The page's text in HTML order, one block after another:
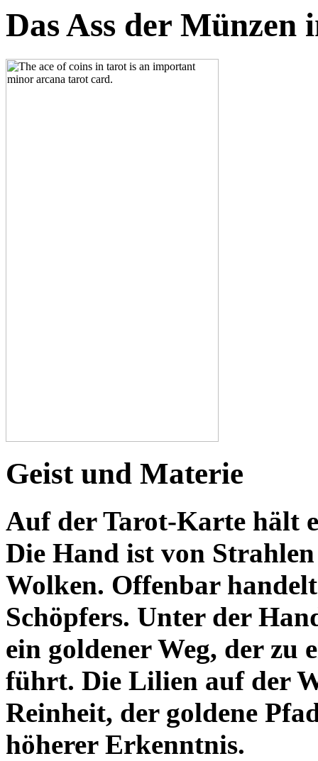
Das Ass der Münzen
Geist und Materie
Auf der Tarot-Karte hält
Die Hand ist von
Wolken. Offenbar
Schöpfers. Unter der
ein goldener Weg, der zu
führt. Die Lilien auf der
Reinheit, der goldene
höherer Erkenntnis.